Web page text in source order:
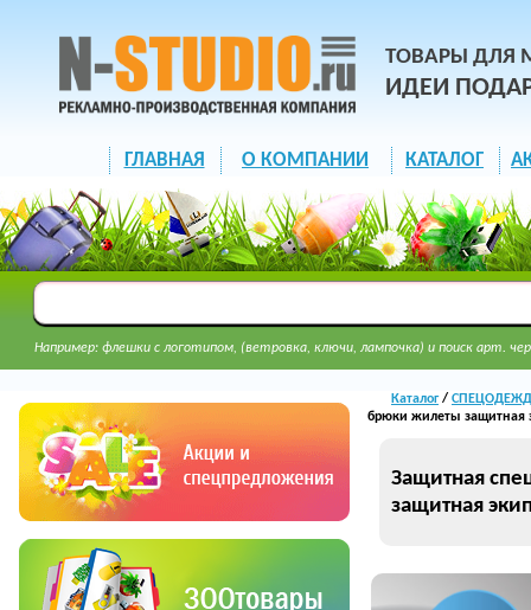
ТОВАРЫ ДЛЯ
ИДЕИ
ГЛАВНАЯ О КОМПАНИИ КАТАЛОГ
Например: флешки с логотипом, (ветровка, ключи, лампочка) и поиск арт.
Каталог/
брюки жилеты защитная
Защитная
защитная